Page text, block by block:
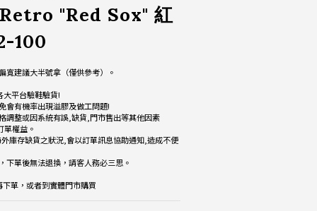
"Red Sox" 紅
100
寬建議大半號拿（僅供參考）。
平台驗鞋驗貨!
會有機率出現溢膠及做工問題!
調整或因系統有誤,缺貨,門市售出等其他因素
權益。
庫存缺貨之狀況,會以訂單訊息協助通知,造成不便
下單後無法退換，請客人務必三思。
單，或者到實體門市購買